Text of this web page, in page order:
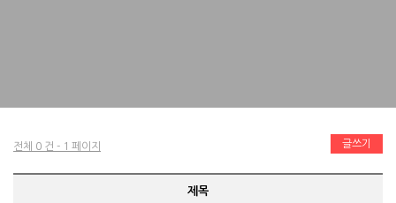
전체 0 건 - 1 페이지 글쓰기
제목